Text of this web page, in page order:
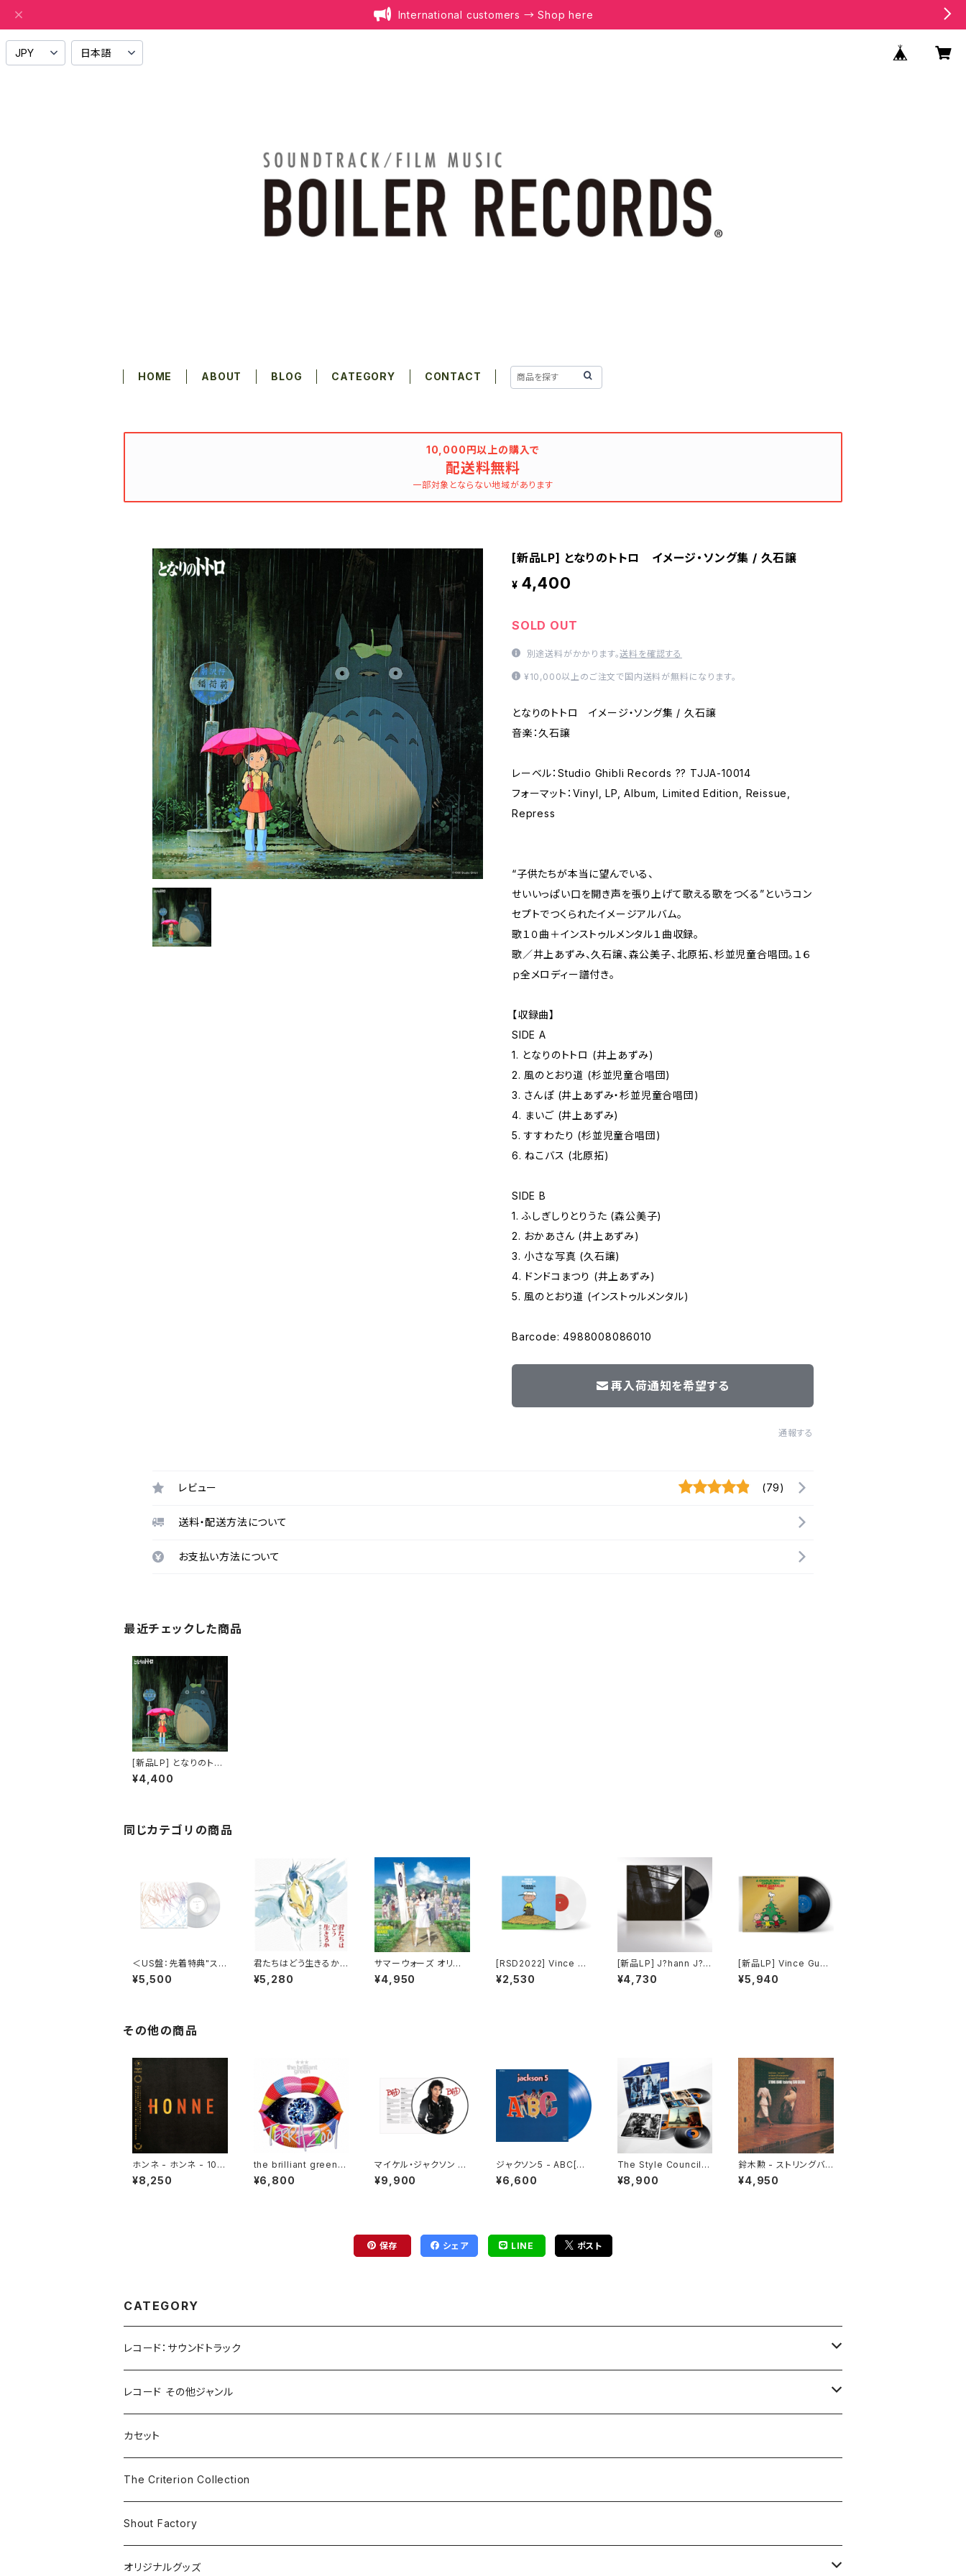
International customers → Shop here
HOME ABOUT BLOG CATEGORY CONTACT
10,000円以上の購入で
配送料無料
一部対象とならない地域があります
[新品LP] となりのトトロ イメージ・ソング集 / 久石譲
¥ 4,400
SOLD OUT
別途送料がかかります。送料を確認する
¥10,000以上のご注文で国内送料が無料になります。
となりのトトロ イメージ・ソング集 / 久石譲
音楽：久石譲
レーベル：Studio Ghibli Records ?? TJJA-10014
フォーマット：Vinyl, LP, Album, Limited Edition, Reissue,
Repress
“子供たちが本当に望んでいる、
せいいっぱい口を開き声を張り上げて歌える歌をつくる”というコン
セプトでつくられたイメージアルバム。
歌１０曲＋インストゥルメンタル１曲収録。
歌／井上あずみ、久石譲、森公美子、北原拓、杉並児童合唱団。１６
ｐ全メロディー譜付き。
【収録曲】
SIDE A
1. となりのトトロ (井上あずみ)
2. 風のとおり道 (杉並児童合唱団)
3. さんぽ (井上あずみ・杉並児童合唱団)
4. まいご (井上あずみ)
5. すすわたり (杉並児童合唱団)
6. ねこバス (北原拓)
SIDE B
1. ふしぎしりとりうた (森公美子)
2. おかあさん (井上あずみ)
3. 小さな写真 (久石譲)
4. ドンドコまつり (井上あずみ)
5. 風のとおり道 (インストゥルメンタル)
Barcode: 4988008086010
再入荷通知を希望する
通報する
レビュー (79)
送料・配送方法について
お支払い方法について
最近チェックした商品
[新品LP] となりのトト
ロ イメージ・ソング集
/ 久石譲
¥4,400
同じカテゴリの商品
＜US盤：先着特典"ステ
ッカー"付き＞宇多田ヒ
カル - One Last Kiss
¥5,500
君たちはどう生きるか
サウンドトラック
¥5,280
サマーウォーズ オリジ
ナル・サウンドトラック＜
完全生産限定盤＞
¥4,950
[RSD2022] Vince Gu
araldi Trio_ - Baseb
all Theme_(7")
¥2,530
[新品LP] J?hann J?h
annsson ? And In Th
e Endless Pause Th
¥4,730
[新品LP] Vince Guar
aldi Trio - A Charlie
Brown Christmas (G
¥5,940
その他の商品
ホンネ - ホンネ - 10(2
LP)
¥8,250
the brilliant green -
TERRA2001[Vinyl](2
LP重量盤)
¥6,800
マイケル・ジャクソン -
BAD[PICTURE VINY
L](LP)
¥9,900
ジャクソン5 - ABC[ク
リア・ブルー](LP重量
盤)
¥6,600
The Style Council -
Cafe Bleu [Super D
eluxe Expanded Edi
¥8,900
鈴木勲 - ストリングバン
ド (LP)
¥4,950
保存 シェア LINE ポスト
CATEGORY
レコード：サウンドトラック
ホラー/スリラー
SF
ドラマ/ロマンス
アクション/クライム
コメディ
レコード その他ジャンル
Rock & Pop
The Smiths
Iron and Wine
Classical
Electronic & Ambient
New Order
Jazz
カセット
The Criterion Collection
Shout Factory
オリジナルグッズ